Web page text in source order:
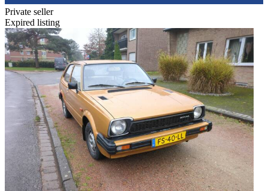
Private seller
Expired listing